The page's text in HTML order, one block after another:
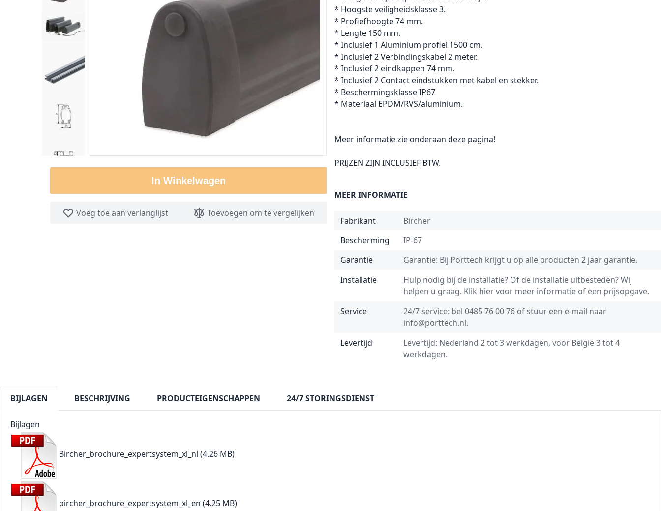
In Winkelwagen
Voeg toe aan verlanglijst Toevoegen om te vergelijken
* Hoogste veiligheidsklasse 3.
* Profiefhoogte 74 mm.
* Lengte 150 mm.
* Inclusief 1 Aluminium profiel 1500 cm.
* Inclusief 2 Verbindingskabel 2 meter.
* Inclusief 2 eindkappen 74 mm.
* Inclusief 2 Contact eindstukken met kabel en stekker.
* Beschermingsklasse IP67
* Materiaal EPDM/RVS/aluminium.
Meer informatie zie onderaan deze pagina!
PRIJZEN ZIJN INCLUSIEF BTW.
MEER INFORMATIE
Fabrikant
Bircher
Bescherming
IP-67
Garantie
Garantie: Bij Porttech krijgt u op alle producten 2 jaar garantie.
Installatie
Hulp nodig bij de installatie? Of de installatie uitbesteden? Wij
helpen u graag. Klik hier voor meer informatie of een prijsopgave.
Service
24/7 service: bel 0485 76 00 76 of stuur een e-mail naar
info@porttech.nl.
Levertijd
Levertijd: Nederland 2 tot 3 werkdagen, voor België 3 tot 4
werkdagen.
BIJLAGEN BESCHRIJVING PRODUCTEIGENSCHAPPEN 24/7 STORINGSDIENST
Bijlagen
Bircher_brochure_expertsystem_xl_nl (4.26 MB)
bircher_brochure_expertsystem_xl_en (4.25 MB)